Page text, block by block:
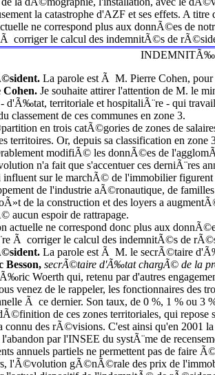
la catastrophe d'AZF et ses effets. A
ne correspond plus aux donnÃ©es de
corriger le calcul des indemnitÃ©s de
INDEMNITÃ‰
La parole est Ã M. Pierre Cohen, pour
Cohen. Je souhaite attirer l'attention de M. le
d'Ã‰tat, territoriale et hospitaliÃ¨re - qui
classement de ces communes en zone 3.
en trois catÃ©gories de zones de
territoires. Or, depuis sa classification en
modifiÃ© les donnÃ©es de
n'a fait que s'accentuer ces derniÃ¨res
influent sur le marchÃ© de l'immobilier
de l'industrie aÃ©ronautique, de
de la construction et des loyers a
aucun espoir de rattrapage.
actuelle ne correspond donc plus aux
Ã corriger le calcul des indemnitÃ©s de
La parole est Ã M. le secrÃ©taire
secrÃ©taire d'Ã‰tat chargÃ© de la
Woerth qui, retenu par d'autres
venez de le rappeler, les fonctionnaires des
Ã ce dernier. Son taux, de 0 %, 1 % ou
de ces zones territoriales, qui
connu des rÃ©visions. C'est ainsi qu'en 2001
par l'INSEE du systÃ¨me de
annuels partiels ne permettent pas de faire
l'Ã©volution gÃ©nÃ©rale des prix de